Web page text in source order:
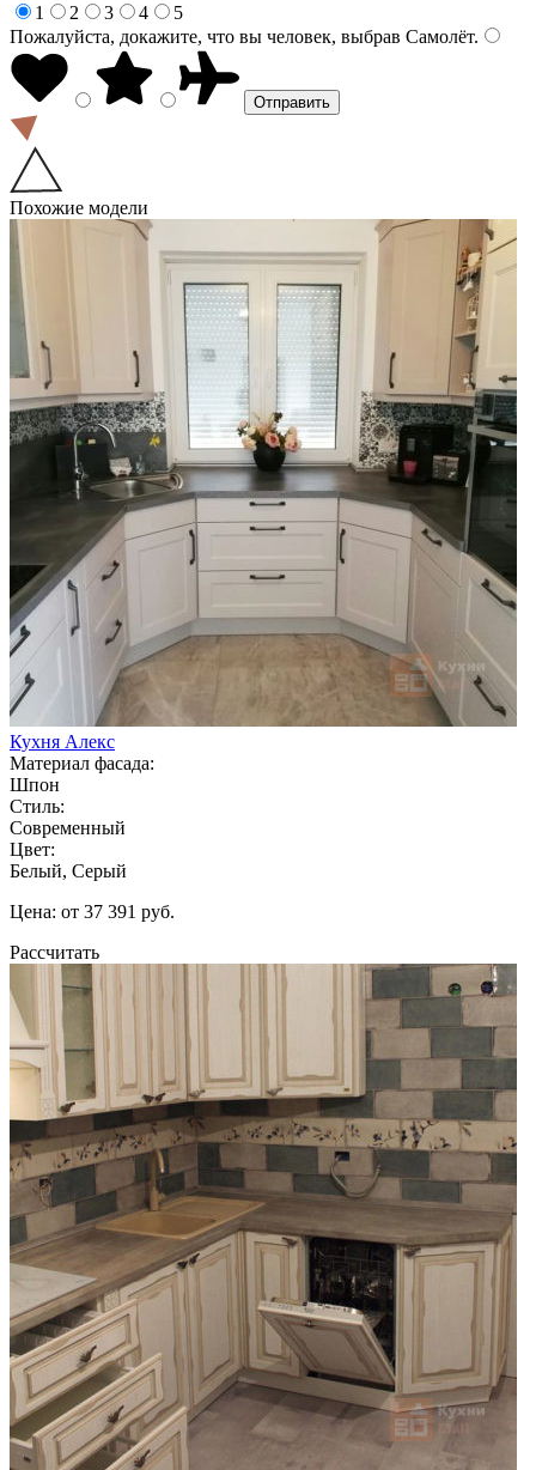
1
2 3 4
5
Пожалуйста, докажите, что вы человек, выбрав Самолёт.
Похожие модели
Кухня Алекс
Материал фасада:
Шпон
Стиль:
Современный
Цвет:
Белый, Серый
Цена: от 37 391 руб.
Рассчитать